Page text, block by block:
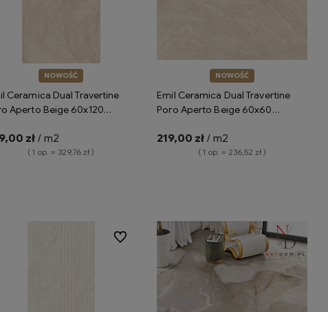
NOWOŚĆ
Ceramica Dual Travertine
Aperto Beige 60x120
trawertyn
zł/ m2
( 1 op. = 329,76 zł )
NOWOŚĆ
Emil Ceramica Dual Travertine
Poro Aperto Beige 60x60
imitujące trawertyn
219,00 zł / m2
( 1 op. = 236,52 zł )
Do ulubionych